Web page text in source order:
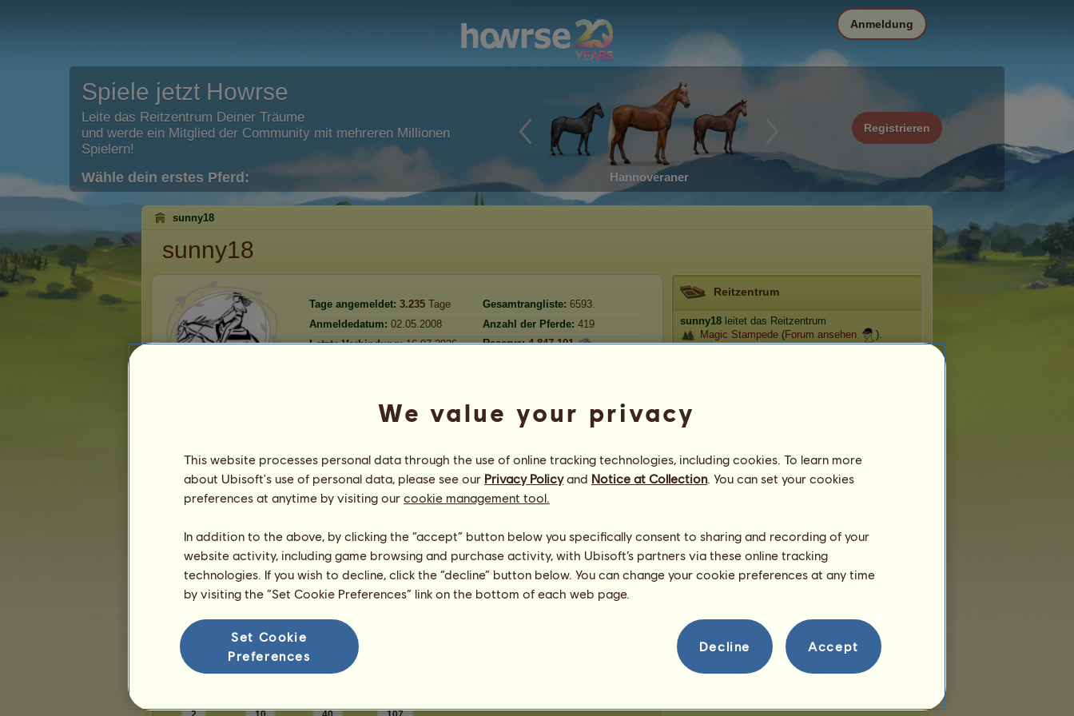
Spiele jetzt Howrse
Leite das Reitzentrum Deiner Träume
und werde ein Mitglied der Community mit mehreren Millionen
Spielern!
Wähle dein erstes Pferd: Hannoveraner
Registrieren
Anmeldung
sunny18
sunny18
Tage angemeldet: 3.235 Tage Gesamtrangliste: 6593.
Anmeldedatum: 02.05.2008 Anzahl der Pferde: 419
Letzte Verbindung: 16.07.2026 Reserve: 4.847.101
sunny18hat20Freunde:
Paisy
GoldenKiss
Wolkenheer
kerry95
Glückwünsche
sunny18hat insgesamt675 Glückwünsche
erhalten, davon kürzlich:
Sunny1030
Vor 32 Tagen
Dendera
Vor 157 Tagen
Viktoria55
Vor 230 Tagen
howdd
Vor 298 Tagen
Die Trophäen
Reitzentrum
sunny18 leitet das Reitzentrum
Magic Stampede (Forum ansehen
).
Meropam Lophos Melopsis
We value your privacy
This website processes personal data through the use of online tracking technologies, including cookies. To learn more
about Ubisoft's use of personal data, please see our Privacy Policyand Notice at Collection. You can set your cookies
preferences at anytime by visiting our cookie management tool.
In addition to the above, by clicking the “accept” button below you specifically consent to sharing and recording of your
website activity, including game browsing and purchase activity, with Ubisoft’s partners via these online tracking
technologies. If you wish to decline, click the “decline” button below. You can change your cookie preferences at any time
by visiting the “Set Cookie Preferences” link on the bottom of each web page.
Set Cookie
Preferences
Decline Accept